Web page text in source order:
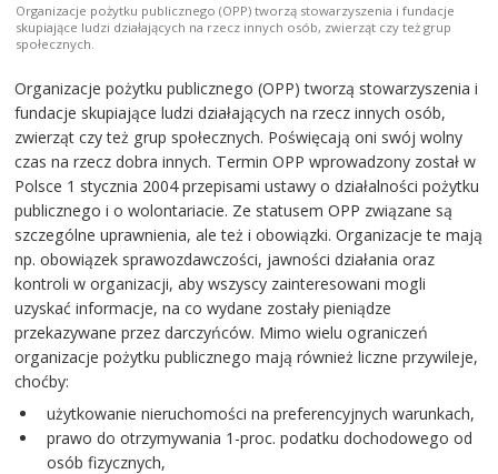
Organizacje pożytku publicznego (OPP) tworzą stowarzyszenia i fundacje
skupiające ludzi działających na rzecz innych osób, zwierząt czy też grup
społecznych.
Organizacje pożytku publicznego (OPP) tworzą stowarzyszenia i
fundacje skupiające ludzi działających na rzecz innych osób,
zwierząt czy też grup społecznych. Poświęcają oni swój wolny
czas na rzecz dobra innych. Termin OPP wprowadzony został w
Polsce 1 stycznia 2004 przepisami ustawy o działalności pożytku
publicznego i o wolontariacie. Ze statusem OPP związane są
szczególne uprawnienia, ale też i obowiązki. Organizacje te mają
np. obowiązek sprawozdawczości, jawności działania oraz
kontroli w organizacji, aby wszyscy zainteresowani mogli
uzyskać informacje, na co wydane zostały pieniądze
przekazywane przez darczyńców. Mimo wielu ograniczeń
organizacje pożytku publicznego mają również liczne przywileje,
choćby:
użytkowanie nieruchomości na preferencyjnych warunkach,
prawo do otrzymywania 1-proc. podatku dochodowego od
osób fizycznych,